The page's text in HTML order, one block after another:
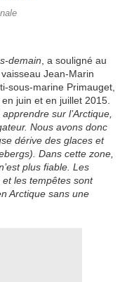
demain , a souligné au
Jean-Marin
sous-marine Primauget,
juin et en juillet 2015.
sur l’Arctique,
Nous avons donc
dérive des glaces et
Dans cette zone,
plus fiable. Les
les tempêtes sont
Arctique sans une